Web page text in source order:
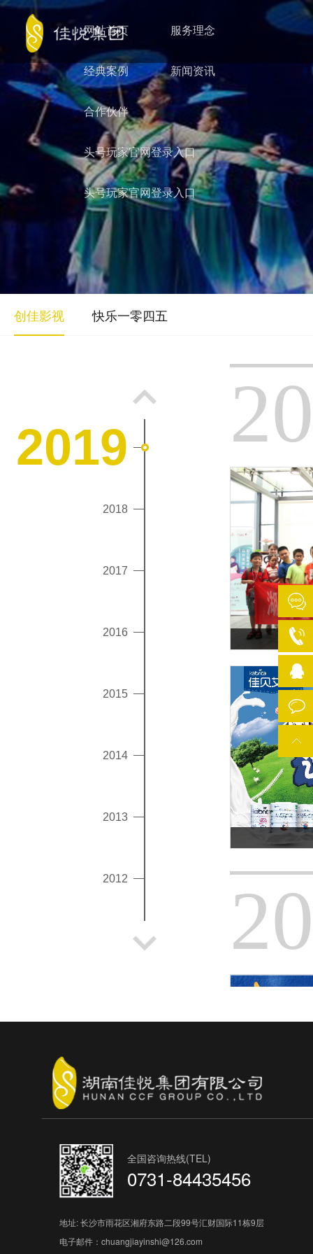
网站首页 服务理念
经典案例 新闻资讯
合作伙伴
头号玩家官网登录入口
头号玩家官网登录入口
创佳影视 快乐一零四五
2019
2018
2017
2016
2015
2014
2013
2012
2007
2005
全国咨询热线(TEL)
0731-84435456
地址: 长沙市雨花区湘府东路二段99号汇财国际11栋9层
电子邮件：chuangjiayinshi@126.com